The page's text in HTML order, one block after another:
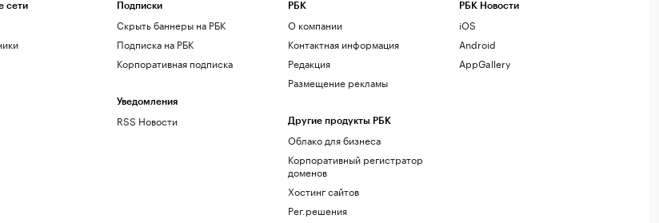
сети Подписки
Скрыть баннеры на РБК
Подписка на РБК
Корпоративная подписка
Уведомления
RSS Новости
РБК
О компании
Контактная информация
Редакция
Размещение рекламы
Другие продукты РБК
Облако для бизнеса
Корпоративный регистратор
доменов
Хостинг сайтов
Рег.решения
РБК Новости
iOS
Android
AppGallery